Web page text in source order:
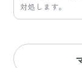
対処します。